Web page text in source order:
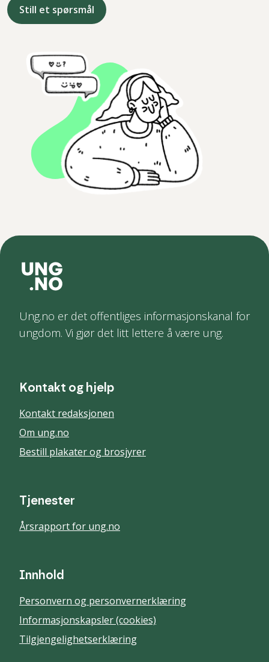
Still et spørsmål
Ung.no er det offentliges informasjonskanal for
ungdom. Vi gjør det litt lettere å være ung.
Kontakt og hjelp
Kontakt redaksjonen
Om ung.no
Bestill plakater og brosjyrer
Tjenester
Årsrapport for ung.no
Innhold
Personvern og personvernerklæring
Informasjonskapsler (cookies)
Tilgjengelighetserklæring